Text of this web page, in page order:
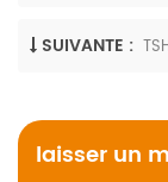
SUIVANTE :
laisser un